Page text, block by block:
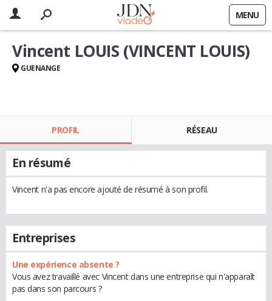
MENU
Vincent LOUIS (VINCENT LOUIS)
GUENANGE
PROFIL RÉSEAU
En résumé
Vincent n'a pas encore ajouté de résumé à son profil.
Entreprises
Une expérience absente ?
Vous avez travaillé avec Vincent dans une entreprise qui n'apparaît
pas dans son parcours ?